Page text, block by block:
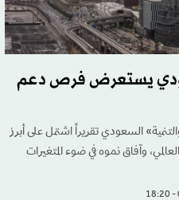
يستعرض فرص دعم
السعودي تقريراً اشتمل على أبرز
وآفاق نموه في ضوء المتغيرات